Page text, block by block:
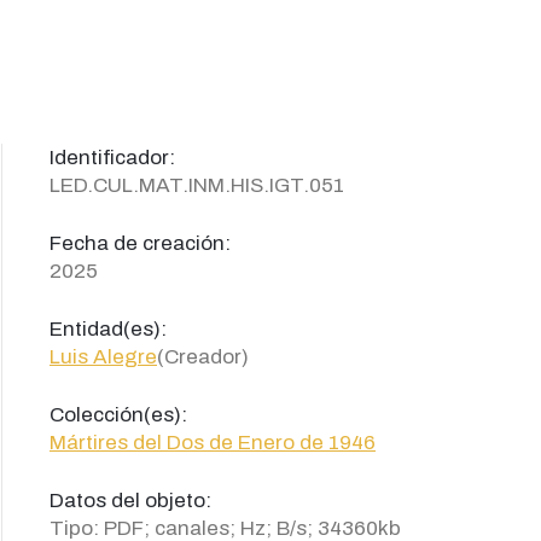
Identificador:
LED.CUL.MAT.INM.HIS.IGT.051
Fecha de creación:
2025
Entidad(es):
Luis Alegre(Creador)
Colección(es):
Mártires del Dos de Enero de 1946
Datos del objeto:
Tipo: PDF; canales; Hz; B/s; 34360kb